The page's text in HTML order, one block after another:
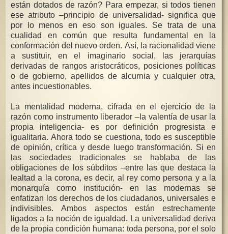
están dotados de razón? Para empezar, si todos tienen
ese atributo –principio de universalidad- significa que
por lo menos en eso son iguales. Se trata de una
cualidad en común que resulta fundamental en la
conformación del nuevo orden. Así, la racionalidad viene
a sustituir, en el imaginario social, las jerarquías
derivadas de rangos aristocráticos, posiciones políticas
o de gobierno, apellidos de alcurnia y cualquier otra,
antes incuestionables.
La mentalidad moderna, cifrada en el ejercicio de la
razón como instrumento liberador –la valentía de usar la
propia inteligencia- es por definición progresista e
igualitaria. Ahora todo se cuestiona, todo es susceptible
de opinión, crítica y desde luego transformación. Si en
las sociedades tradicionales se hablaba de las
obligaciones de los súbditos –entre las que destaca la
lealtad a la corona, es decir, al rey como persona y a la
monarquía como institución- en las modernas se
enfatizan los derechos de los ciudadanos, universales e
indivisibles. Ambos aspectos están estrechamente
ligados a la noción de igualdad. La universalidad deriva
de la propia condición humana: toda persona, por el solo